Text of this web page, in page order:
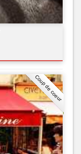
Coup de coeur